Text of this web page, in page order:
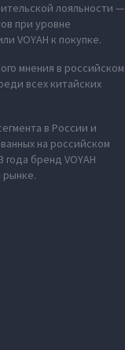
лояльности —
при уровне
VOYAH к покупке.
мнения в российском
всех китайских
в России и
на российском
бренд VOYAH
рынке.